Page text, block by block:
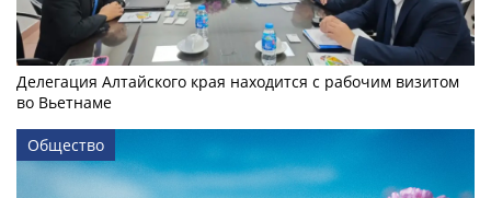
Делегация Алтайского края находится с рабочим визитом
во Вьетнаме
Общество